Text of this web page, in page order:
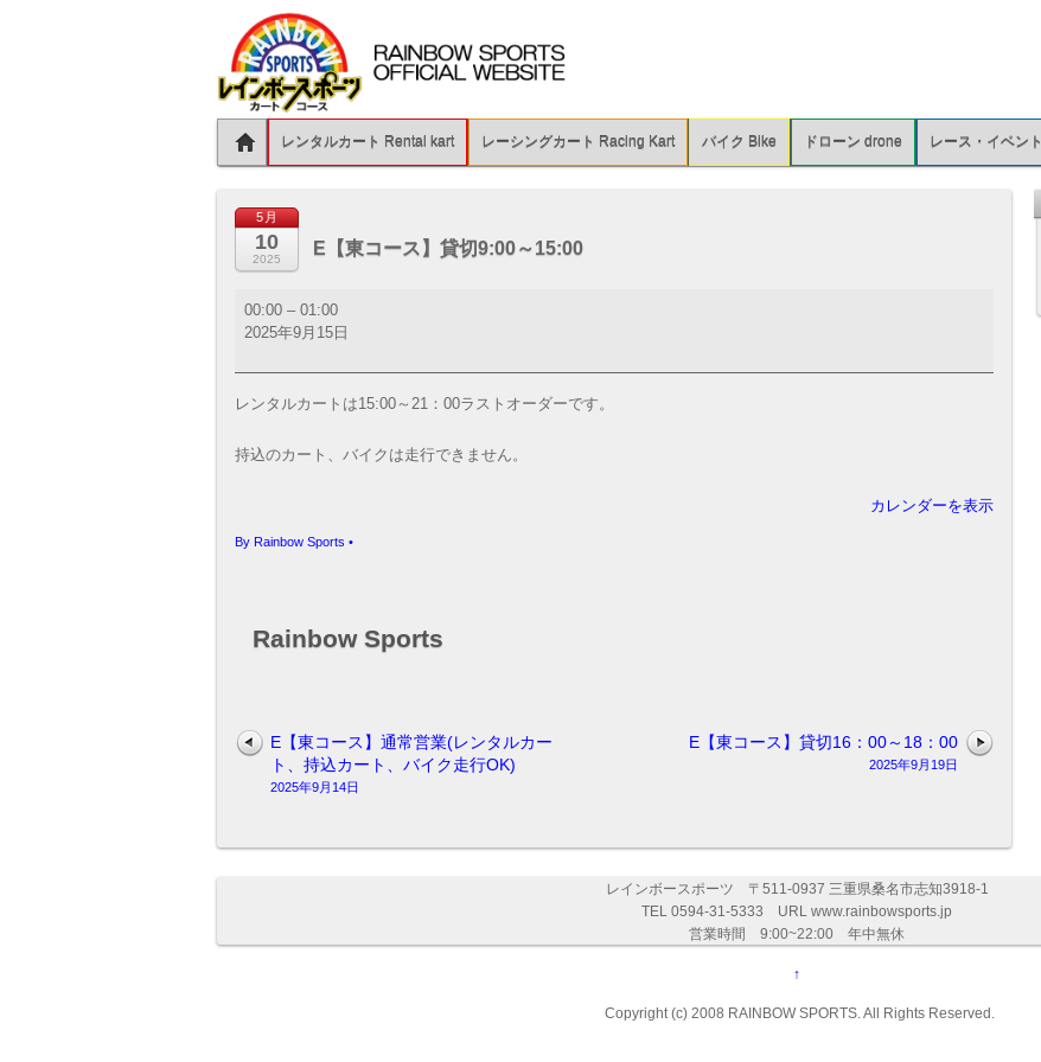
レンタルカート Rental kart レーシングカート Racing Kart バイク Bike ドローン drone レース・イベント
5月
10
2025
E【東コース】貸切9:00～15:00
E【東
コ
切
～
00:00 – 01:00
2025年9月15日
レンタルカートは15:00～21：00ラストオーダーです。
持込のカート、バイクは走行できません。
カレンダーを表示
By Rainbow Sports •
Rainbow Sports
E【東コース】通常営業(レンタルカー
ト、持込カート、バイク走行OK)
2025年9月14日
E【東コース】貸切16：00～18：00
2025年9月19日
レインボースポーツ 〒511-0937 三重県桑名市志知3918-1
TEL 0594-31-5333 URL www.rainbowsports.jp
営業時間 9:00~22:00 年中無休
↑
Copyright (c) 2008 RAINBOW SPORTS. All Rights Reserved.